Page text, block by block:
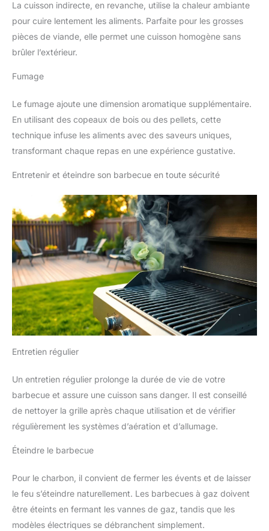
La cuisson indirecte, en revanche, utilise la chaleur ambiante
pour cuire lentement les aliments. Parfaite pour les grosses
pièces de viande, elle permet une cuisson homogène sans
brûler l’extérieur.
Fumage
Le fumage ajoute une dimension aromatique supplémentaire.
En utilisant des copeaux de bois ou des pellets, cette
technique infuse les aliments avec des saveurs uniques,
transformant chaque repas en une expérience gustative.
Entretenir et éteindre son barbecue en toute sécurité
Entretien régulier
Un entretien régulier prolonge la durée de vie de votre
barbecue et assure une cuisson sans danger. Il est conseillé
de nettoyer la grille après chaque utilisation et de vérifier
régulièrement les systèmes d’aération et d’allumage.
Éteindre le barbecue
Pour le charbon, il convient de fermer les évents et de laisser
le feu s’éteindre naturellement. Les barbecues à gaz doivent
être éteints en fermant les vannes de gaz, tandis que les
modèles électriques se débranchent simplement.